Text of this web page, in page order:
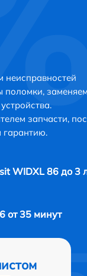
неисправностей
поломки, заменяем
запчасти,
гарантию.
WIDXL 86 до 3
от 35 минут